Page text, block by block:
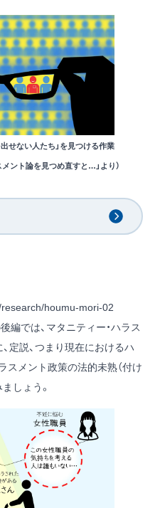
せない人たち」を見つける作業
メント論を見つめ直すと…」より）
houmu-mori-02
編では、マタニティー・ハラス
定説、つまり現在におけるハ
スメント政策の法的未熟（付け
しょう。